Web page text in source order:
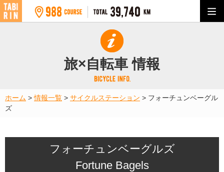
旅×自転車 情報
ホーム >情報一覧 > サイクルステーション > フォーチュンベーグル
ズ
フォーチュンベーグルズ
Fortune Bagels